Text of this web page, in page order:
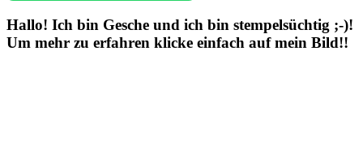
Hallo! Ich bin Gesche und ich bin stempelsüchtig ;-)!
Um mehr zu erfahren klicke einfach auf mein Bild!!